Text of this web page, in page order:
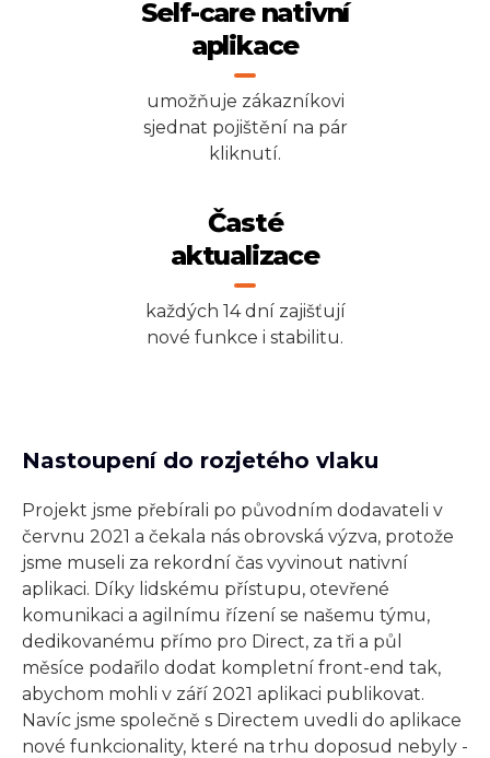
Self-care nativní
aplikace
umožňuje zákazníkovi
sjednat pojištění na pár
kliknutí.
Časté
aktualizace
každých 14 dní zajišťují
nové funkce i stabilitu.
Nastoupení do rozjetého vlaku
Projekt jsme přebírali po původním dodavateli v
červnu 2021 a čekala nás obrovská výzva, protože
jsme museli za rekordní čas vyvinout nativní
aplikaci. Díky lidskému přístupu, otevřené
komunikaci a agilnímu řízení se našemu týmu,
dedikovanému přímo pro Direct, za tři a půl
měsíce podařilo dodat kompletní front-end tak,
abychom mohli v září 2021 aplikaci publikovat.
Navíc jsme společně s Directem uvedli do aplikace
nové funkcionality, které na trhu doposud nebyly -